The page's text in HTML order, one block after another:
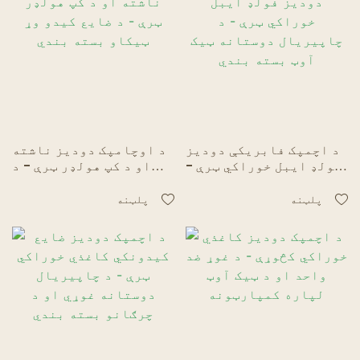
د اوچامپک دودیز ناشته
او د کپ هولډر ټرې - د
پلټنه
د اچمپک فابریکې دودیز
فولډ ایبل خوراکي ټرې -
پلټنه